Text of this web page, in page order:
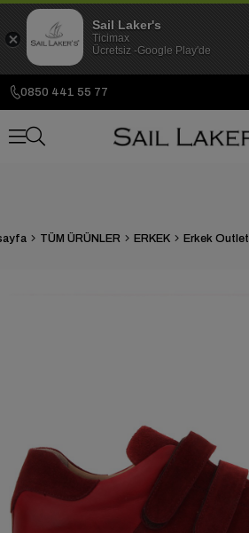
0850 441 55 77
TÜM ÜRÜNLER ERKEK Erkek Outlet
Sail Laker's
Ticimax
Ücretsiz -Google Play'de